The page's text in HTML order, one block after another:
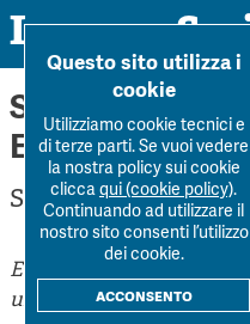
Impresa
Rivista
Ultimo numero
La Rivista
Forum
Forum
Dossier
Home Sentenza
Sentenza 131.
Euricse
Silvia Pellizzari
Euricse ha pubblicato e
un instant book frutto
Questo sito utilizza i
cookie
Utilizziamo cookie tecnici e
di terze parti. Se vuoi vedere
la nostra policy sui cookie
cliccaqui (cookie policy).
Continuando ad utilizzare il
nostro sito consenti l’utilizzo
dei cookie.
acconsento